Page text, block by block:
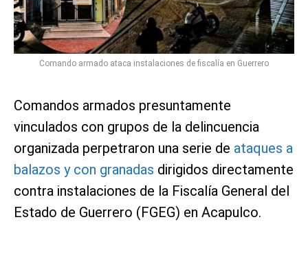
Comando armado ataca instalaciones de fiscalía en Guerrero
Comandos armados presuntamente
vinculados con grupos de la delincuencia
organizada perpetraron una serie de ataques a
balazos y con granadas dirigidos directamente
contra instalaciones de la Fiscalía General del
Estado de Guerrero (FGEG) en Acapulco.